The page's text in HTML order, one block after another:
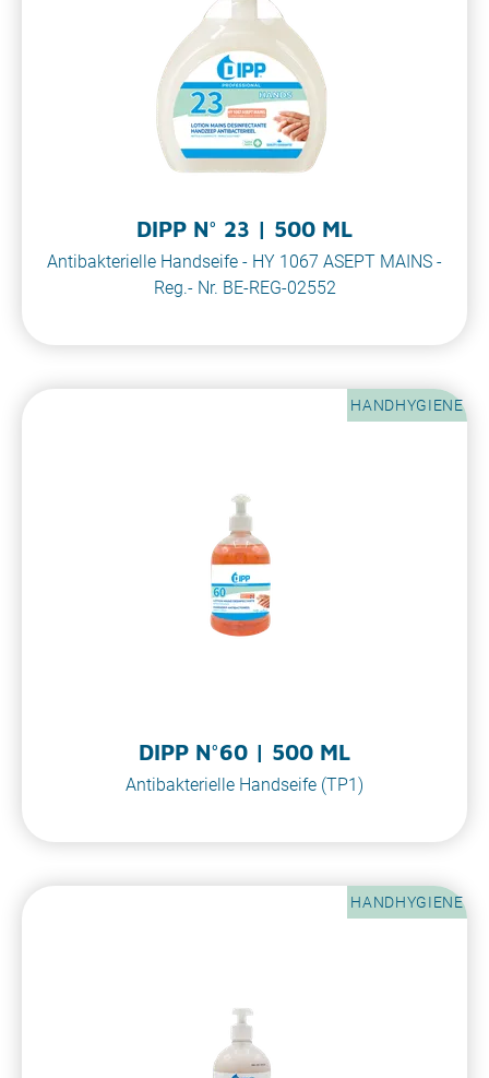
DIPP N° 23 | 500 ML
Antibakterielle Handseife - HY 1067 ASEPT MAINS -
Reg.- Nr. BE-REG-02552
HANDHYGIENE
DIPP N°60 | 500 ML
Antibakterielle Handseife (TP1)
HANDHYGIENE